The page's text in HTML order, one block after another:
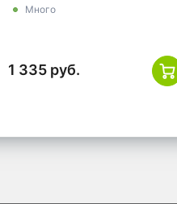
Много
1 335 руб.